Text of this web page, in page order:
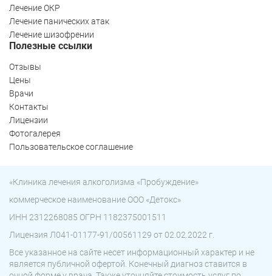
Лечение ОКР
Лечение панических атак
Лечение шизофрении
Полезные ссылки
Отзывы
Цены
Врачи
Контакты
Лицензии
Фотогалерея
Пользовательское соглашение
«Клиника лечения алкоголизма «Пробуждение»
коммерческое наименование ООО «Детокс»
ИНН 2312268085 ОГРН 1182375001511
Лицензия Л041-01177-91/00561129 от 02.02.2022 г.
Все указанное на сайте несет информационный характер и не
является публичной офертой. Конечный диагноз ставится в